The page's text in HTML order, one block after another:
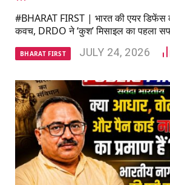
#BHARAT FIRST | भारत की एयर डिफेंस
कवच, DRDO ने ‘कुश’ मिसाइल का पहला
BHARAT FIRST JULY 24, 2026